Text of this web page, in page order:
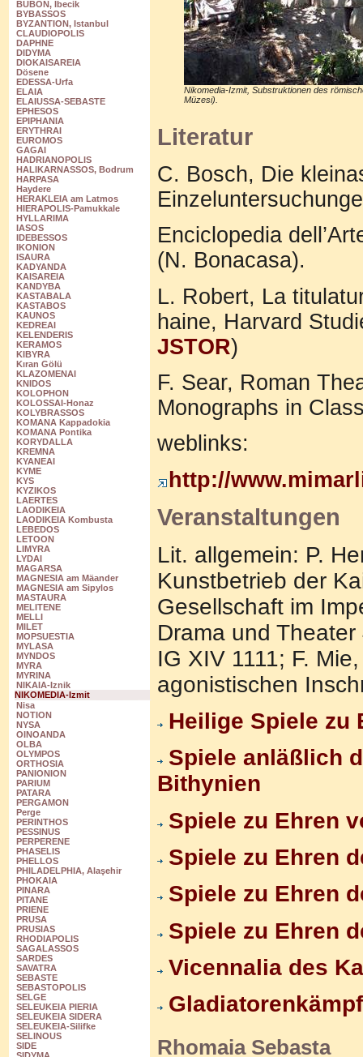
BUBON, Ibecik
BYBASSOS
BYZANTION, Istanbul
CLAUDIOPOLIS
DAPHNE
DIDYMA
DIOKAISAREIA
Dösene
EDESSA-Urfa
ELAIA
ELAIUSSA-SEBASTE
EPHESOS
EPIPHANIA
ERYTHRAI
EUROMOS
GAGAI
HADRIANOPOLIS
HALIKARNASSOS, Bodrum
HARPASA
Haydere
HERAKLEIA am Latmos
HIERAPOLIS-Pamukkale
HYLLARIMA
IASOS
IDEBESSOS
IKONION
ISAURA
KADYANDA
KAISAREIA
KANDYBA
KASTABALA
KASTABOS
KAUNOS
KEDREAI
KELENDERIS
KERAMOS
KIBYRA
Kıran Gölü
KLAZOMENAI
KNIDOS
KOLOPHON
KOLOSSAI-Honaz
KOLYBRASSOS
KOMANA Kappadokia
KOMANA Pontika
KORYDALLA
KREMNA
KYANEAI
KYME
KYS
KYZIKOS
LAERTES
LAODIKEIA
LAODIKEIA Kombusta
LEBEDOS
LETOON
LIMYRA
LYDAI
MAGARSA
MAGNESIA am Mäander
MAGNESIA am Sipylos
MASTAURA
MELITENE
MELLI
MILET
MOPSUESTIA
MYLASA
MYNDOS
MYRA
MYRINA
NIKAIA-Iznik
NIKOMEDIA-Izmit
Nisa
NOTION
NYSA
OINOANDA
OLBA
OLYMPOS
ORTHOSIA
PANIONION
PARIUM
PATARA
PERGAMON
Perge
PERINTHOS
PESSINUS
PERPERENE
PHASELIS
PHELLOS
PHILADELPHIA, Alaşehir
PHOKAIA
PINARA
PITANE
PRIENE
PRUSA
PRUSIAS
RHODIAPOLIS
SAGALASSOS
SARDES
SAVATRA
SEBASTE
SEBASTOPOLIS
SELGE
SELEUKEIA PIERIA
SELEUKEIA SIDERA
SELEUKEIA-Silifke
SELINOUS
SIDE
Nikomedia-Izmit, Substruktionen des
Müzesi).
Literatur
C. Bosch, Die
Enciclopedia
(N. Bonacasa).
L. Robert, La
haine, Harvard
JSTOR)
F. Sear, Roman
Monographs in
weblinks:
http://
Veranstaltungen
Lit. allgemein: P.
Kunstbetrieb der
Gesellschaft im
Drama und
IG XIV 1111; F.
agonistischen
Heilige Spiele zu
Spiele anläßlich
Bithynien
Spiele zu Ehren
Spiele zu Ehren
Spiele zu Ehren
Spiele zu Ehren
Vicennalia des
Rhomaia Sebasta